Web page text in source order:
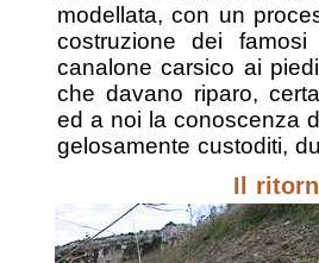
modellata, con un
costruzione dei
canalone carsico ai
che davano riparo,
ed a noi la conoscenza
gelosamente custoditi,
Il